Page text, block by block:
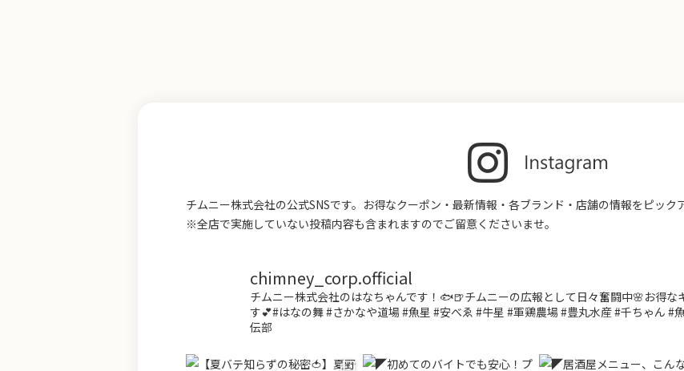
チムニー株式会社の公式SNSです。お得なクーポン・最新情報・各ブランド・店舗の情報をピック
※全店で実施していない投稿内容も含まれますのでご留意くださいませ。
chimney_corp.official
チムニー株式会社のはなちゃんです！🐟🍺チムニーの広報として日々奮闘中🌸お得な
す💕#はなの舞 #さかなや道場 #魚星 #安べゑ #牛星 #軍鶏農場 #豊丸水産 #千ちゃん #
伝部